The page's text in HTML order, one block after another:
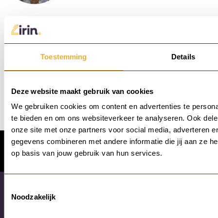
Toestemming Details
Deze website maakt gebruik van cookies
We gebruiken cookies om content en advertenties te
te bieden en om ons websiteverkeer te analyseren. Ook
onze site met onze partners voor social media, adverteren
gegevens combineren met andere informatie die jij aan ze
op basis van jouw gebruik van hun services.
Noodzakelijk
Ook wij zijn
aangesloten bij
Werkend 2040